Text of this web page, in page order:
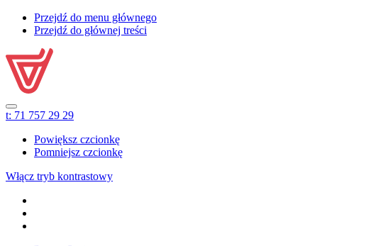
Przejdź do menu głównego
Przejdź do głównej treści
t: 71 757 29 29
Powiększ czcionkę
Pomniejsz czcionkę
Włącz tryb kontrastowy